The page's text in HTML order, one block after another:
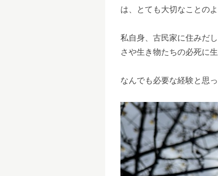
は、とても大切なことの
私自身、古民家に住みだ
さや生き物たちの必死に
なんでも必要な経験と思